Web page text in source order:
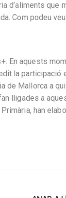
d’aliments que
Com podeu
En aquests
la participació
de Mallorca a
lligades a
han